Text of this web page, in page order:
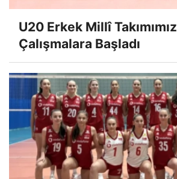
U20 Erkek Millî Takımımız
Çalışmalara Başladı